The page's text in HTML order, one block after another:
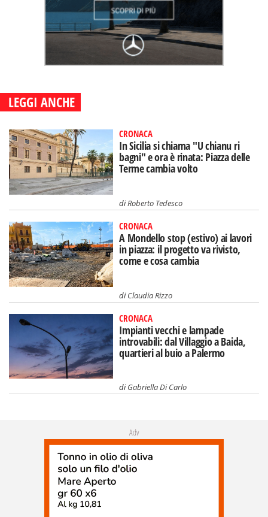
LEGGI ANCHE
CRONACA
In Sicilia si chiama "U chianu ri
bagni" e ora è rinata: Piazza delle
Terme cambia volto
diRoberto Tedesco
CRONACA
A Mondello stop (estivo) ai lavori
in piazza: il progetto va rivisto,
come e cosa cambia
diClaudia Rizzo
CRONACA
Impianti vecchi e lampade
introvabili: dal Villaggio a Baida,
quartieri al buio a Palermo
diGabriella Di Carlo
Adv